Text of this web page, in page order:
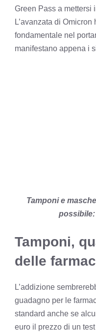
Green Pass a mettersi
L’avanzata di
fondamentale nel
manifestano appena i
Tamponi e
Tamponi,
delle
L’addizione
guadagno per le
standard anche se
euro il prezzo di un